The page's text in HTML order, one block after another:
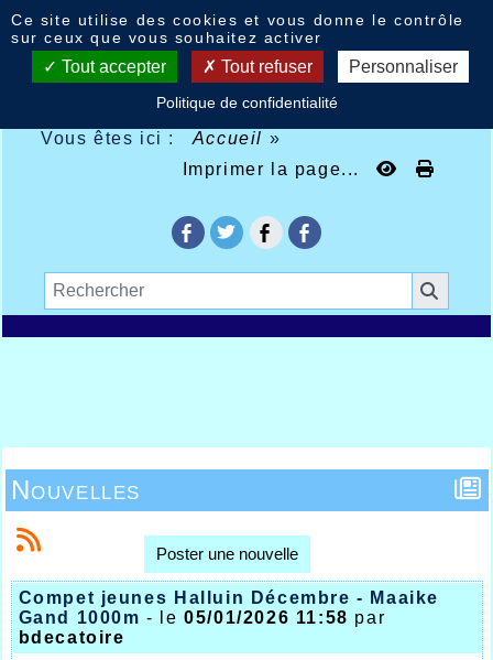
Vous êtes ici : Accueil »
Imprimer la page...
Nouvelles
Poster une nouvelle
Compet jeunes Halluin Décembre - Maaike
Gand 1000m - le05/01/2026 11:58 par
bdecatoire
Ce site utilise des cookies et vous donne le contrôle
sur ceux que vous souhaitez activer
Tout accepter Tout refuser Personnaliser
Politique de confidentialité